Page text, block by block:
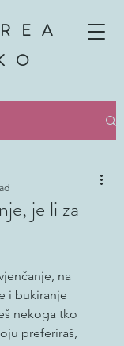
je li za
stars.
na
i bukiranje
nekoga tko
preferiraš,